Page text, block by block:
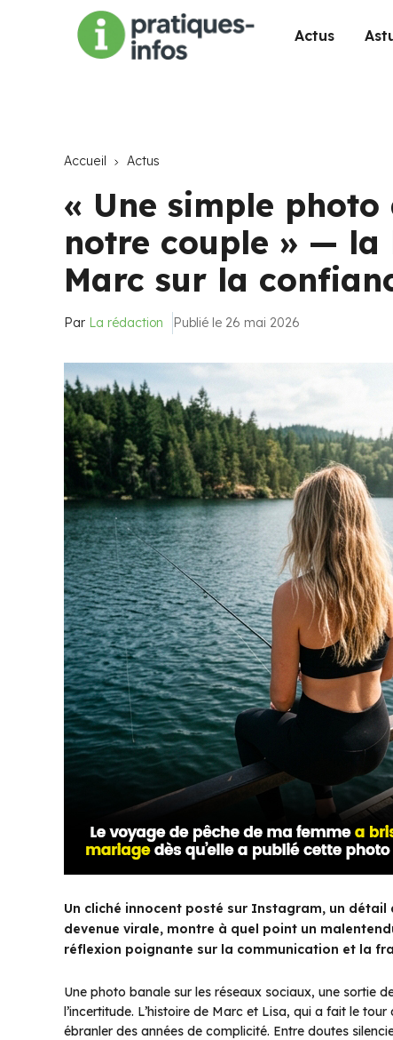
Actus
Accueil Actus
« Une simple
notre couple » — la
Marc sur la
Par La rédaction Publié le 26 mai 2026
Un cliché innocent posté sur Instagram, un détail
devenue virale, montre à quel point un
réflexion poignante sur la communication et la
Une photo banale sur les réseaux sociaux, une sortie
l’incertitude. L’histoire de Marc et Lisa, qui a fait le
ébranler des années de complicité. Entre doutes